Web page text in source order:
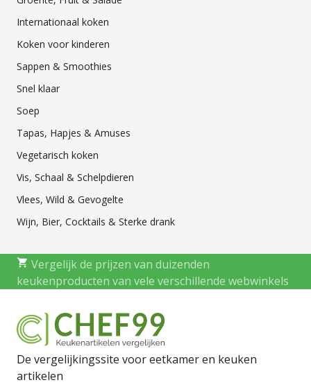
Internationaal koken
Koken voor kinderen
Sappen & Smoothies
Snel klaar
Soep
Tapas, Hapjes & Amuses
Vegetarisch koken
Vis, Schaal & Schelpdieren
Vlees, Wild & Gevogelte
Wijn, Bier, Cocktails & Sterke drank
Vergelijk de prijzen van duizenden
keukenproducten van vele verschillende webwinkels
De vergelijkingssite voor eetkamer en keuken
artikelen